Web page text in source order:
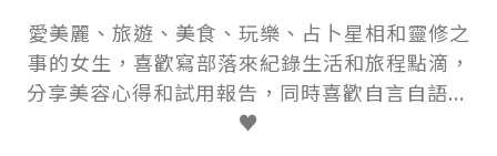
愛美麗、旅遊、美食、玩樂、占卜星相和靈修之
事的女生，喜歡寫部落來紀錄生活和旅程點滴，
分享美容心得和試用報告，同時喜歡自言自語...
♥